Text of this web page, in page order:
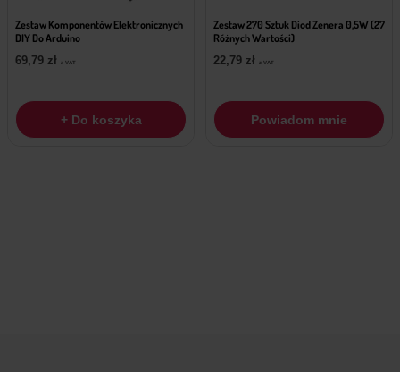
Zestaw Komponentów Elektronicznych
DIY Do Arduino
69,79 zł z VAT
+ Do koszyka
Zestaw 270 Sztuk Diod Zenera 0,5W (27
Różnych Wartości)
22,79 zł z VAT
Powiadom mnie